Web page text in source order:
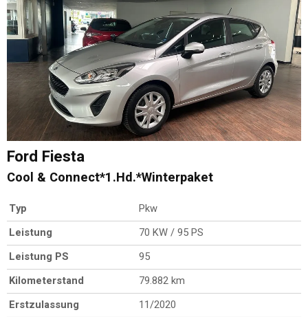
Ford Fiesta
Cool & Connect*1.Hd.*Winterpaket
Typ
Pkw
Leistung
70 KW / 95 PS
Leistung PS
95
Kilometerstand
79.882 km
Erstzulassung
11/2020